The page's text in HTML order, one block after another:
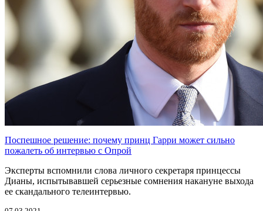
Поспешное решение: почему принц Гарри может сильно
пожалеть об интервью с Опрой
Эксперты вспомнили слова личного секретаря принцессы
Дианы, испытывавшей серьезные сомнения накануне выхода
ее скандального телеинтервью.